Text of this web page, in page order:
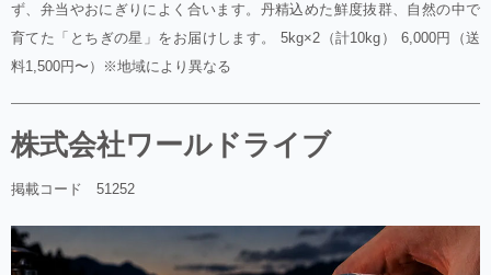
ず、弁当やおにぎりによく合います。丹精込めた鮮度抜群、自然の中で
育てた「とちぎの星」をお届けします。 5kg×2（計10kg） 6,000円（送
料1,500円〜）※地域により異なる
株式会社ワールドライブ
掲載コード 51252